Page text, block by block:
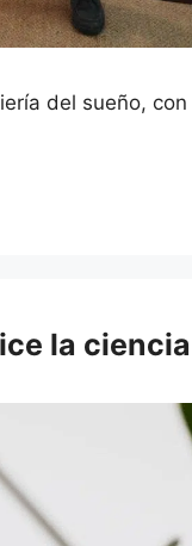
del sueño, con
la ciencia